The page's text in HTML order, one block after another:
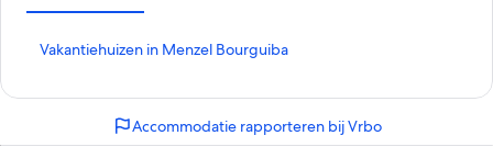
Vakantiehuizen in Menzel Bourguiba
L
p
Accommodatie rapporteren bij Vrbo